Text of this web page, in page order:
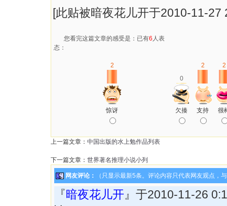
[此贴被暗夜花儿开于2010-11-27
您看完这篇文章的感受是：已有6 人表
态：
2
0
2 2
惊讶 欠揍 支持 很
上一篇文章： 中国出版的水上勉作品列表
下一篇文章： 世界著名推理小说小列
网友评论： （只显示最新5条。评论内容只代表网友观点，
『暗夜花儿开 』于2010-11-26